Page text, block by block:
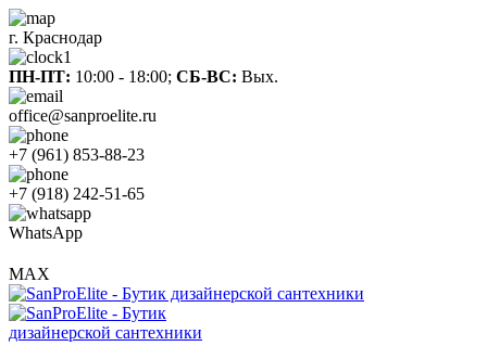
г. Краснодар
ПН-ПТ: 10:00 - 18:00; СБ-ВС: Вых.
office@sanproelite.ru
+7 (961) 853-88-23
+7 (918) 242-51-65
WhatsApp
MAX